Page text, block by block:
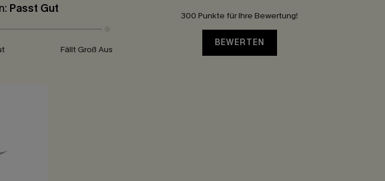
Passt Gut
Fällt Groß Aus
300 Punkte für Ihre Bewertung!
BEWERTEN